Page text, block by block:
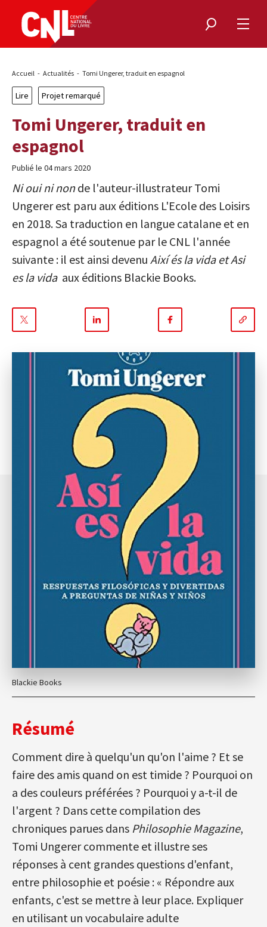
Rechercher
le
Fil
Accueil Actualités Tomi Ungerer, traduit en espagnol
Lire Projet remarqué
Tomi Ungerer, traduit en
espagnol
Publié le 04 mars 2020
Ni oui ni nonde l'auteur-illustrateur Tomi
Ungerer est paru aux éditions L'Ecole des Loisirs
en 2018. Sa traduction en langue catalane et en
espagnol a été soutenue par le CNL l'année
suivante : il est ainsi devenu Així és la vida et Asi
es la vida aux éditions Blackie Books.
sur
sur
Linkedin
sur
Blackie Books
Résumé
Comment dire à quelqu'un qu'on l'aime ? Et se
faire des amis quand on est timide ? Pourquoi on
a des couleurs préférées ? Pourquoi y a-t-il de
l'argent ? Dans cette compilation des
chroniques parues dans Philosophie Magazine,
Tomi Ungerer commente et illustre ses
réponses à cent grandes questions d'enfant,
entre philosophie et poésie : « Répondre aux
enfants, c'est se mettre à leur place. Expliquer
en utilisant un vocabulaire adulte